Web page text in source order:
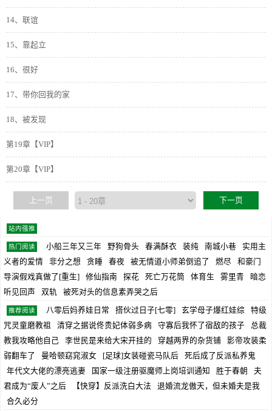
14、联谊
15、靠起立
16、很好
17、带你回我的家
18、被发现
第19章【VIP】
第20章【VIP】
上一页 下一页
站内强推
热门阅读 小船三年又三年 野狗骨头 春满酥衣 装纯 南城小巷
实用主
义者的爱情
非分之想 贪睡 春夜 被无情道小师弟倒追了 燃尽
和豪门
导演假戏真做了[重生]
修仙指南 探花 死亡万花筒 体育生 雾里青
暗恋
听见回声
双轨 被死对头的信息素弄哭之后
推荐阅读 八零后妈养娃日常 搭伙过日子[七零] 玄学母子爆红娃综
特级
咒灵童磨教祖
清穿之据说佟贵妃体弱多病 守寡后我怀了宿敌的孩子
总裁
教我攻略他自己
李世民是来给大宋开挂的 穿越两界的杂货铺
影帝攻装柔
弱翻车了
曼哈顿窈窕淑女 [足球]女装碰瓷马队后
死后成了反派私养鬼
年代文大佬的漂亮逃妻
国家一级注册驱魔师上岗培训通知 胜于春朝
夫
君成为“废人”之后
【快穿】反派洗白大法
退婚流龙傲天，但未婚夫是我
合久必分